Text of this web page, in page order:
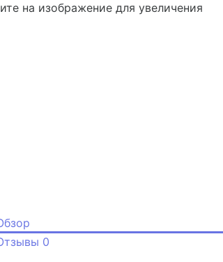
на изображение для увеличения
0